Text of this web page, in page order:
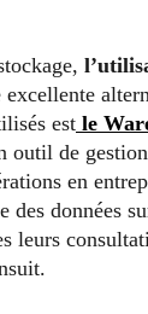
excellente
est le
outil de
en
des données
leurs